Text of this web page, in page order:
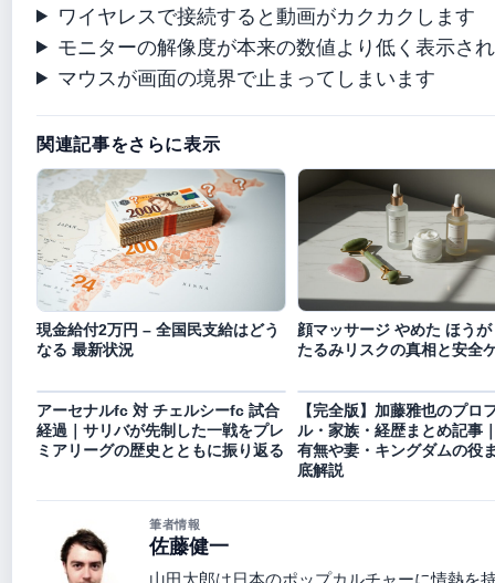
ワイヤレスで接続すると動画がカクカクします
モニターの解像度が本来の数値より低く表示さ
マウスが画面の境界で止まってしまいます
関連記事をさらに表示
現金給付2万円 – 全国民支給はどう
なる 最新状況
顔マッサージ やめた ほう
たるみリスクの真相と安全
アーセナルfc 対 チェルシーfc 試合
経過｜サリバが先制した一戦をプレ
ミアリーグの歴史とともに振り返る
【完全版】加藤雅也のプロ
ル・家族・経歴まとめ記事
有無や妻・キングダムの役
底解説
筆者情報
佐藤健一
山田太郎は日本のポップカルチャーに情熱を